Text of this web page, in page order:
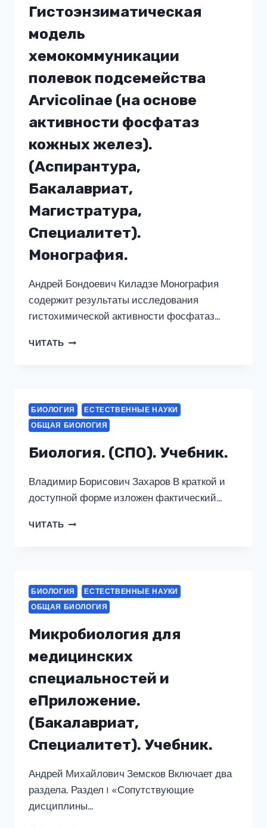
УЧЕБНОЕ
Гистоэнзиматическая
модель
хемокоммуникации
полевок подсемейства
Arvicolinae (на основе
активности фосфатаз
кожных желез).
(Аспирантура,
Бакалавриат,
Магистратура,
Специалитет).
Монография.
Андрей Бондоевич Киладзе Монография
содержит результаты исследования
гистохимической активности фосфатаз…
ЧИТАТЬ ГИСТОЭНЗИМАТИЧЕСКАЯ
ARVICOLINAE
(НА
ОСНОВЕ
ФОСФАТАЗ
ЖЕЛЕЗ).
(АСПИРАНТУРА,
БАКАЛАВРИАТ,
СПЕЦИАЛИТЕТ).
БИОЛОГИЯ
ЕСТЕСТВЕННЫЕ НАУКИ
ОБЩАЯ БИОЛОГИЯ
Биология. (СПО). Учебник.
Владимир Борисович Захаров В краткой и
доступной форме изложен фактический…
ЧИТАТЬ БИОЛОГИЯ.
БИОЛОГИЯ
ЕСТЕСТВЕННЫЕ НАУКИ
ОБЩАЯ БИОЛОГИЯ
Микробиология для
медицинских
специальностей и
еПриложение.
(Бакалавриат,
Специалитет). Учебник.
Андрей Михайлович Земсков Включает два
раздела. Раздел I «Сопутствующие
дисциплины…